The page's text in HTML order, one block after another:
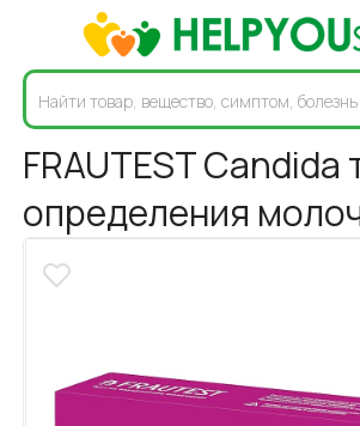
FRAUTEST Candida
определения